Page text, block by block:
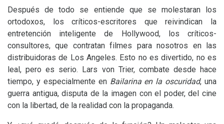
Después de todo se entiende que se molestaran los
ortodoxos, los críticos-escritores que reivindican la
entretención inteligente de Hollywood, los críticos-
consultores, que contratan filmes para nosotros en las
distribuidoras de Los Angeles. Esto no es divertido, no es
leal, pero es serio. Lars von Trier, combate desde hace
tiempo, y especialmente en Bailarina en la oscuridad, una
guerra antigua, disputa de la imagen con el poder, del cine
con la libertad, de la realidad con la propaganda.